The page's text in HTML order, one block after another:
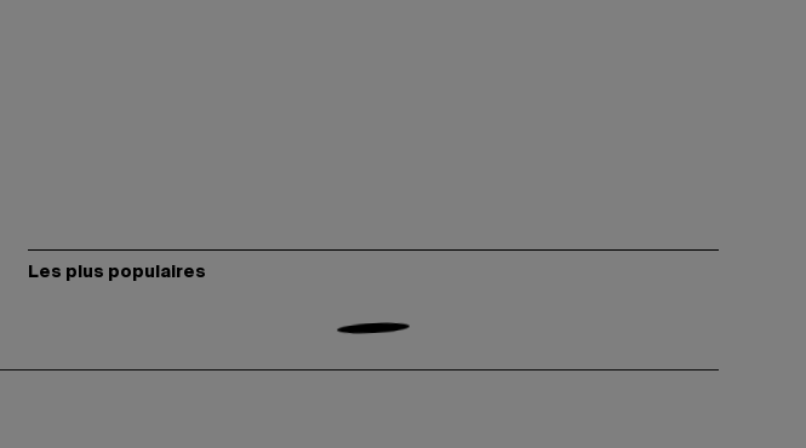
Les plus populaires